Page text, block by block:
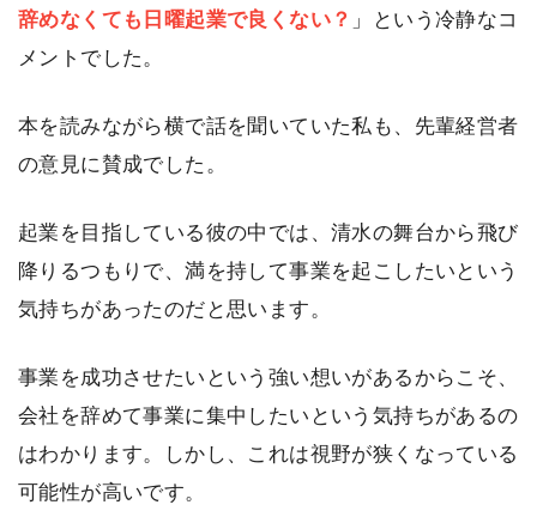
辞めなくても日曜起業で良くない？ 」という冷静なコ
メントでした。
本を読みながら横で話を聞いていた私も、先輩経営者
の意見に賛成でした。
起業を目指している彼の中では、清水の舞台から飛び
降りるつもりで、満を持して事業を起こしたいという
気持ちがあったのだと思います。
事業を成功させたいという強い想いがあるからこそ、
会社を辞めて事業に集中したいという気持ちがあるの
はわかります。しかし、これは視野が狭くなっている
可能性が高いです。